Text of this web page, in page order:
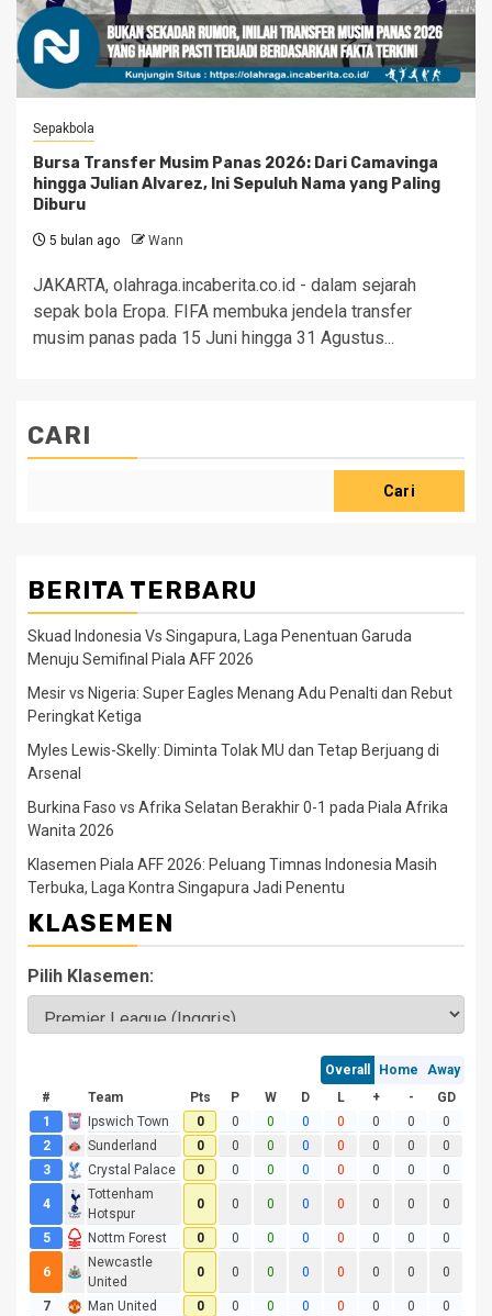
Sepakbola
Bursa Transfer Musim Panas 2026: Dari Camavinga
hingga Julian Alvarez, Ini Sepuluh Nama yang Paling
Diburu
5 bulan ago Wann
JAKARTA, olahraga.incaberita.co.id - dalam sejarah
sepak bola Eropa. FIFA membuka jendela transfer
musim panas pada 15 Juni hingga 31 Agustus...
CARI
Cari
BERITA TERBARU
Skuad Indonesia Vs Singapura, Laga Penentuan Garuda
Menuju Semifinal Piala AFF 2026
Mesir vs Nigeria: Super Eagles Menang Adu Penalti dan Rebut
Peringkat Ketiga
Myles Lewis-Skelly: Diminta Tolak MU dan Tetap Berjuang di
Arsenal
Burkina Faso vs Afrika Selatan Berakhir 0-1 pada Piala Afrika
Wanita 2026
Klasemen Piala AFF 2026: Peluang Timnas Indonesia Masih
Terbuka, Laga Kontra Singapura Jadi Penentu
KLASEMEN
Pilih Klasemen: